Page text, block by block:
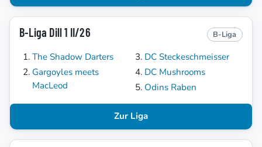
B-Liga Dill 1 II/26 B-Liga
The Shadow Darters
Gargoyles meets
MacLeod
DC Steckeschmeisser
DC Mushrooms
Odins Raben
Zur Liga